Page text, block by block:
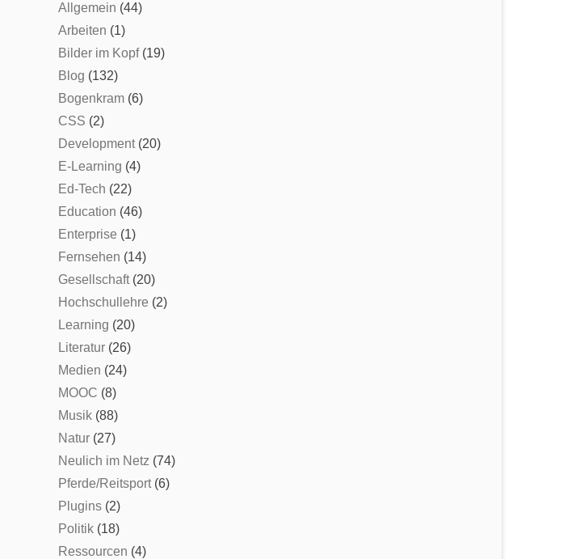
Allgemein (44)
Arbeiten (1)
Bilder im Kopf(19)
Blog (132)
Bogenkram(6)
CSS (2)
Development(20)
E-Learning (4)
Ed-Tech (22)
Education (46)
Enterprise (1)
Fernsehen (14)
Gesellschaft(20)
Hochschullehre (2)
Learning (20)
Literatur(26)
Medien (24)
MOOC (8)
Musik(88)
Natur(27)
Neulich im Netz (74)
Pferde/Reitsport(6)
Plugins(2)
Politik(18)
Ressourcen (4)